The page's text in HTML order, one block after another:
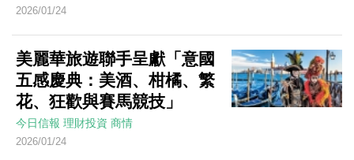
2026/01/24
美麗華旅遊聯手呈獻「意國
五感慶典：美酒、柑橘、繁
花、狂歡與賽馬競技」
今日信報 理財投資 商情
2026/01/24